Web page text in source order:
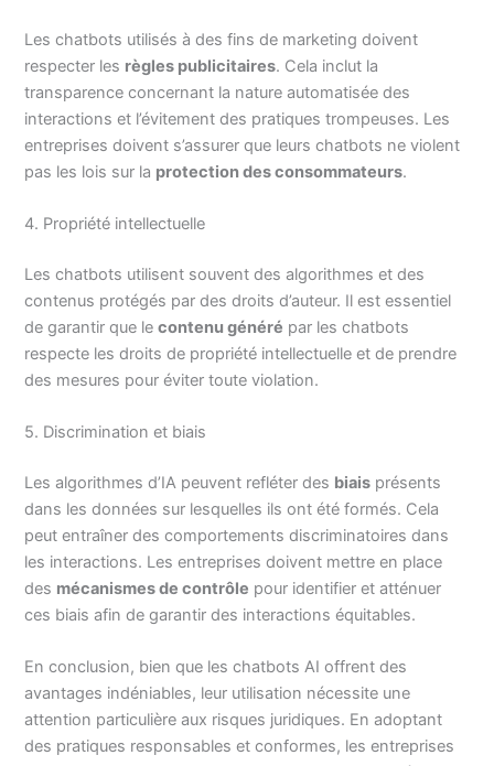
Les chatbots utilisés à des fins de marketing doivent
respecter les règles publicitaires. Cela inclut la
transparence concernant la nature automatisée des
interactions et l’évitement des pratiques trompeuses. Les
entreprises doivent s’assurer que leurs chatbots ne violent
pas les lois sur la protection des consommateurs.
4. Propriété intellectuelle
Les chatbots utilisent souvent des algorithmes et des
contenus protégés par des droits d’auteur. Il est essentiel
de garantir que lecontenu généré par les chatbots
respecte les droits de propriété intellectuelle et de prendre
des mesures pour éviter toute violation.
5. Discrimination et biais
Les algorithmes d’IA peuvent refléter des biais présents
dans les données sur lesquelles ils ont été formés. Cela
peut entraîner des comportements discriminatoires dans
les interactions. Les entreprises doivent mettre en place
des mécanismes de contrôle pour identifier et atténuer
ces biais afin de garantir des interactions équitables.
En conclusion, bien que les chatbots AI offrent des
avantages indéniables, leur utilisation nécessite une
attention particulière aux risques juridiques. En adoptant
des pratiques responsables et conformes, les entreprises